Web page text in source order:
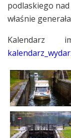
podlaskiego
właśnie
Kalendarz